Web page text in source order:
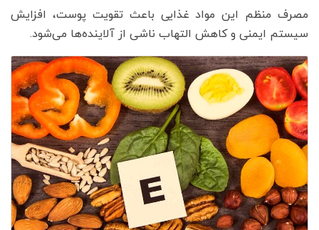
مصرف منظم این مواد غذایی باعث تقویت پوست، افزایش
سیستم ایمنی و کاهش التهاب ناشی از آلاینده‌ها می‌شود.